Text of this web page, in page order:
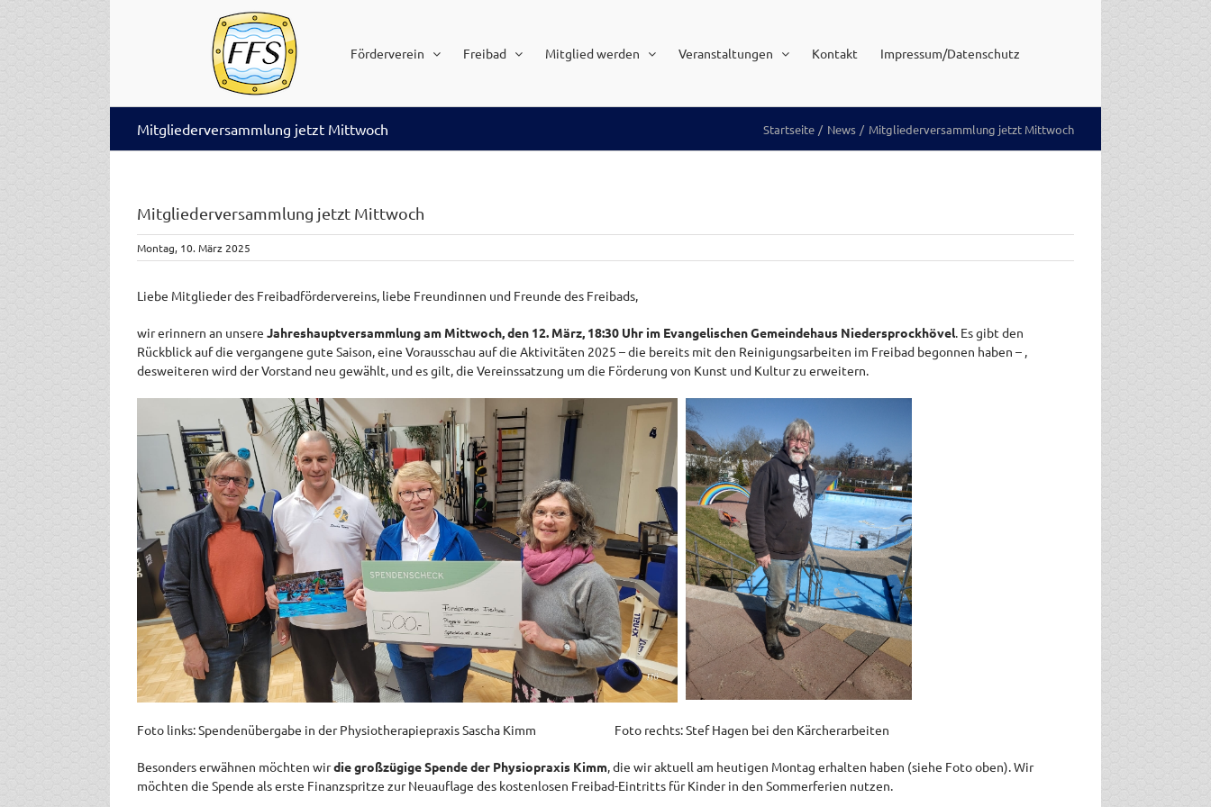
Förderverein Freibad Mitglied werden Veranstaltungen Kontakt Impressum/Datenschutz
Mitgliederversammlung jetzt Mittwoch Startseite News Mitgliederversammlung jetzt Mittwoch
Mitgliederversammlung jetzt Mittwoch
Montag, 10. März 2025
Liebe Mitglieder des Freibadfördervereins, liebe Freundinnen und Freunde des Freibads,
wir erinnern an unsere Jahreshauptversammlung am Mittwoch, den 12. März, 18:30 Uhr im Evangelischen Gemeindehaus Niedersprockhövel. Es gibt den
Rückblick auf die vergangene gute Saison, eine Vorausschau auf die Aktivitäten 2025 – die bereits mit den Reinigungsarbeiten im Freibad begonnen haben – ,
desweiteren wird der Vorstand neu gewählt, und es gilt, die Vereinssatzung um die Förderung von Kunst und Kultur zu erweitern.
Foto links: Spendenübergabe in der Physiotherapiepraxis Sascha Kimm Foto rechts: Stef Hagen bei den Kärcherarbeiten
Besonders erwähnen möchten wirdie großzügige Spende der Physiopraxis Kimm , die wir aktuell am heutigen Montag erhalten haben (siehe Foto oben). Wir
möchten die Spende als erste Finanzspritze zur Neuauflage des kostenlosen Freibad-Eintritts für Kinder in den Sommerferien nutzen.